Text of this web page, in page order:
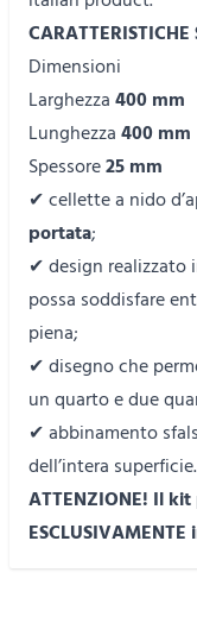
Dimensioni
Larghezza400 mm
Lunghezza400 mm
Spessore25 mm
✔ cellette a nido
portata;
✔ design realizzato
possa soddisfare
piena;
✔ disegno che
un quarto e due
✔ abbinamento
dell’intera superficie.
ATTENZIONE! Il